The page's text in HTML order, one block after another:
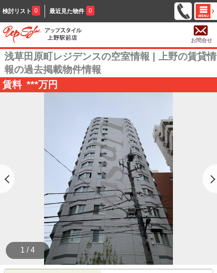
検討リスト 0 最近見た物件 0
お問合せ
浅草田原町レジデンスの空室情報 | 上野の賃貸情
報の過去掲載物件情報
賃料 ***万円
1 / 4